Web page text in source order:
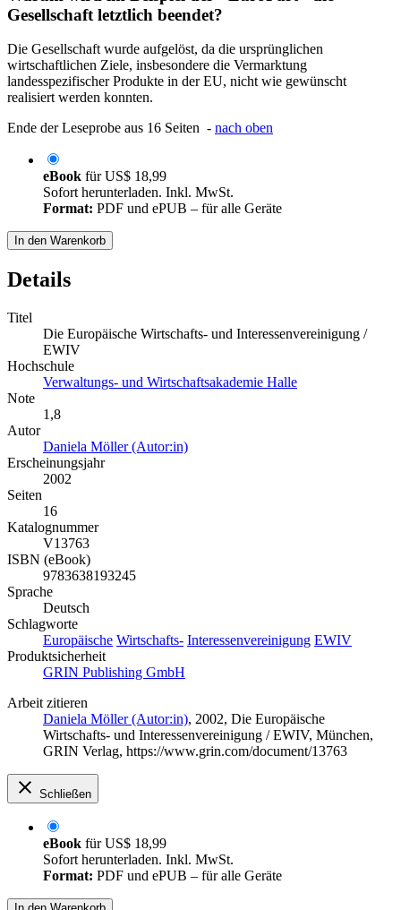
Gesellschaft letztlich beendet?
Die Gesellschaft wurde aufgelöst, da die ursprünglichen
wirtschaftlichen Ziele, insbesondere die Vermarktung
landesspezifischer Produkte in der EU, nicht wie gewünscht
realisiert werden konnten.
Ende der Leseprobe aus 16 Seiten - nach oben
eBook fürUS$ 18,99
Sofort herunterladen. Inkl. MwSt.
Format: PDF und ePUB – für alle Geräte
In den Warenkorb
Details
Titel
Die Europäische Wirtschafts- und Interessenvereinigung /
EWIV
Hochschule
Verwaltungs- und Wirtschaftsakademie Halle
Note
1,8
Autor
Daniela Möller (Autor:in)
Erscheinungsjahr
2002
Seiten
16
Katalognummer
V13763
ISBN (eBook)
9783638193245
Sprache
Deutsch
Schlagworte
Europäische Wirtschafts- Interessenvereinigung EWIV
Produktsicherheit
GRIN Publishing GmbH
Arbeit zitieren
Daniela Möller (Autor:in), 2002, Die Europäische
Wirtschafts- und Interessenvereinigung / EWIV, München,
GRIN Verlag, https://www.grin.com/document/13763
Schließen
eBook fürUS$ 18,99
Sofort herunterladen. Inkl. MwSt.
Format: PDF und ePUB – für alle Geräte